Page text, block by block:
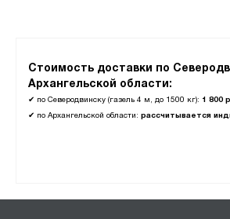
Стоимость доставки по
Архангельской области:
✔ по Северодвинску (газель 4 м, до 1500 кг): 1 800
✔ по Архангельской области: рассчитывается